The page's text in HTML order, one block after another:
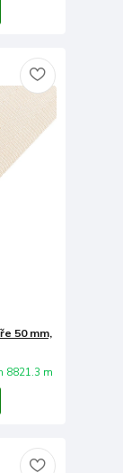
50 mm,
8821.3 m